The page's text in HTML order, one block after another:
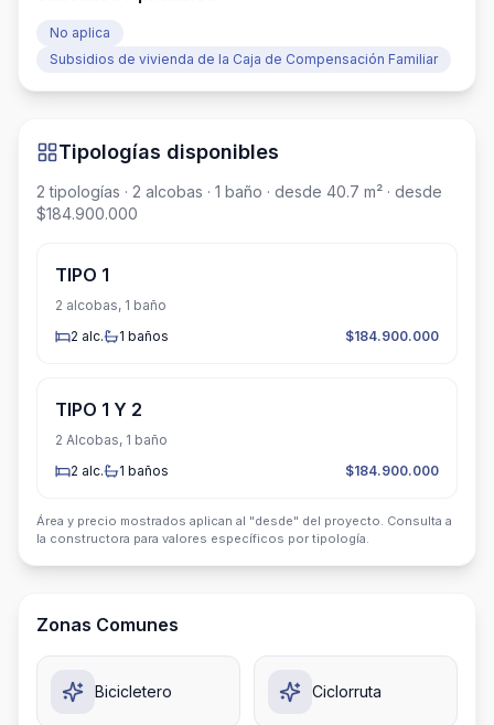
No aplica
Subsidios de vivienda de la Caja de Compensación Familiar
Tipologías disponibles
2 tipologías · 2 alcobas · 1 baño · desde 40.7 m² · desde
$184.900.000
TIPO 1
2 alcobas, 1 baño
2 alc. 1 baños $184.900.000
TIPO 1 Y 2
2 Alcobas, 1 baño
2 alc. 1 baños $184.900.000
Área y precio mostrados aplican al "desde" del proyecto. Consulta a
la constructora para valores específicos por tipología.
Zonas Comunes
Bicicletero Ciclorruta